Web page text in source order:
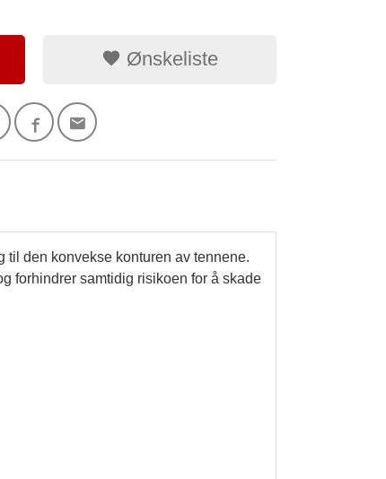
Ønskeliste
til den konvekse konturen av tennene.
forhindrer samtidig risikoen for å skade